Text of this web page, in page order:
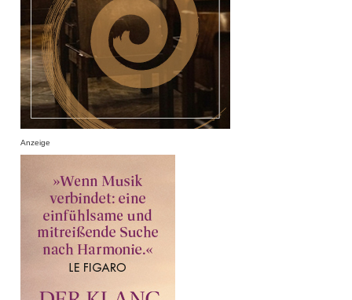
Anzeige